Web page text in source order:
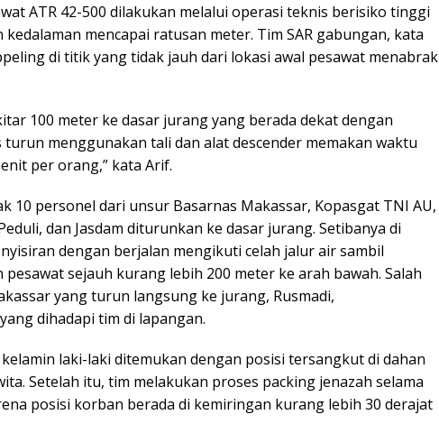
ATR 42-500 dilakukan melalui operasi teknis berisiko tinggi
mencapai ratusan meter. Tim SAR gabungan, kata
di titik yang tidak jauh dari lokasi awal pesawat menabrak
100 meter ke dasar jurang yang berada dekat dengan
turun menggunakan tali dan alat descender memakan waktu
per orang,” kata Arif.
10 personel dari unsur Basarnas Makassar, Kopasgat TNI AU,
dan Jasdam diturunkan ke dasar jurang. Setibanya di
dengan berjalan mengikuti celah jalur air sambil
sejauh kurang lebih 200 meter ke arah bawah. Salah
yang turun langsung ke jurang, Rusmadi,
dihadapi tim di lapangan.
laki-laki ditemukan dengan posisi tersangkut di dahan
Setelah itu, tim melakukan proses packing jenazah selama
posisi korban berada di kemiringan kurang lebih 30 derajat